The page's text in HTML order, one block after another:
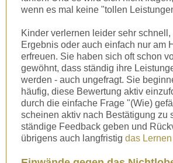
wenn es mal keine "tollen
Kinder verlernen leider sehr schnell,
Ergebnis oder auch einfach nur am
erfreuen. Sie haben sich oft schon
gewöhnt, dass ständig ihre
werden - auch ungefragt. Sie
häufig, diese Bewertung aktiv
durch die einfache Frage "(Wie)
scheinen aktiv nach Bestätigung zu
ständige Feedback geben und
übrigens auch langfristig das